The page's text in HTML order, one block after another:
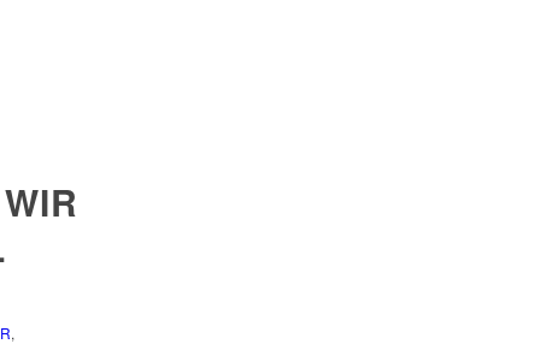
,